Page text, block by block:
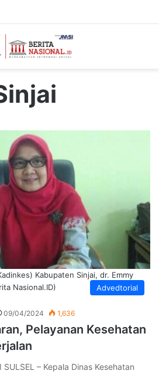
Advedtorial
Kabupaten Sinjai, dr. Emmy
Nasional.ID)
09/04/2024 1,636
Pelayanan Kesehatan
– Kepala Dinas Kesehatan